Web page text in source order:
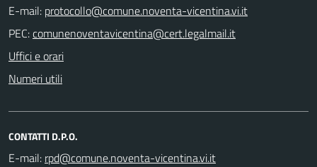
E-mail:
PEC:
Uffici e orari
Numeri utili
CONTATTI D.P.O.
E-mail: